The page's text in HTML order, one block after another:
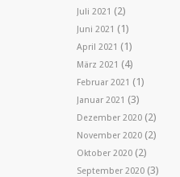
Juli 2021 (2)
Juni 2021 (1)
April 2021 (1)
März 2021 (4)
Februar 2021 (1)
Januar 2021 (3)
Dezember 2020 (2)
November 2020 (2)
Oktober 2020 (2)
September 2020 (3)